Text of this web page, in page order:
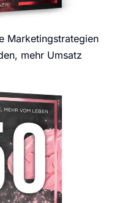
Marketingstrategien
mehr Umsatz